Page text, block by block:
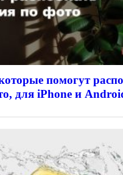
помогут
для iPhone и